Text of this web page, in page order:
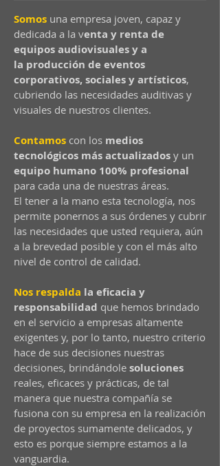
Somos una empresa joven, capaz y
dedicada a la venta y renta de
equipos audiovisuales y a
la producción de eventos
corporativos, sociales y artísticos,
cubriendo las necesidades auditivas y
visuales de nuestros clientes.
Contamos con los medios
tecnológicos más actualizados y un
equipo humano 100% profesional
para cada una de nuestras áreas.
El tener a la mano esta tecnología, nos
permite ponernos a sus órdenes y cubrir
las necesidades que usted requiera, aún
a la brevedad posible y con el más alto
nivel de control de calidad.
Nos respalda la eficacia y
responsabilidad que hemos brindado
en el servicio a empresas altamente
exigentes y, por lo tanto, nuestro criterio
hace de sus decisiones nuestras
decisiones, brindándole soluciones
reales, eficaces y prácticas, de tal
manera que nuestra compañía se
fusiona con su empresa en la realización
de proyectos sumamente delicados, y
esto es porque siempre estamos a la
vanguardia.